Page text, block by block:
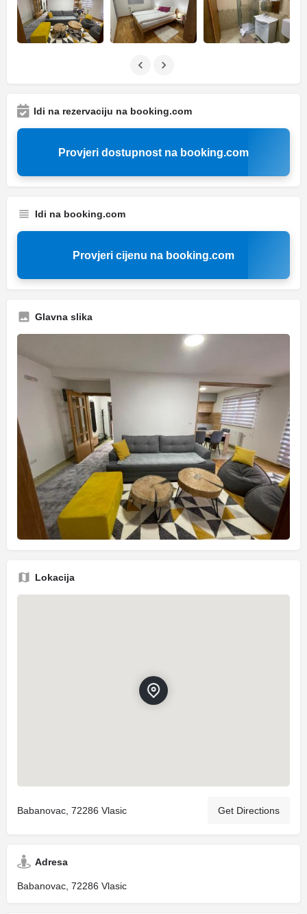
Idi na rezervaciju na booking.com
Provjeri dostupnost na booking.com
Idi na booking.com
Provjeri cijenu na booking.com
Glavna slika
Lokacija
Babanovac, 72286 Vlasic Get Directions
Adresa
Babanovac, 72286 Vlasic